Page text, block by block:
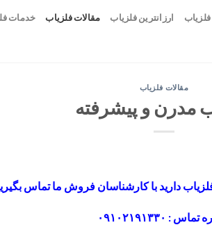
ارزانترین فلزیاب مقالات فلزیاب خدمات
مقالات فلزیاب
مدرن و پیشرفته
دارید با کارشناسان فروش ما تماس
: ۰۹۱۰۲۱۹۱۳۳۰